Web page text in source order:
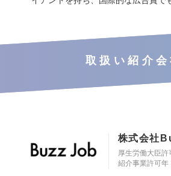
取扱い紹介会
株式会社
厚生労働大臣
紹介事業許可年